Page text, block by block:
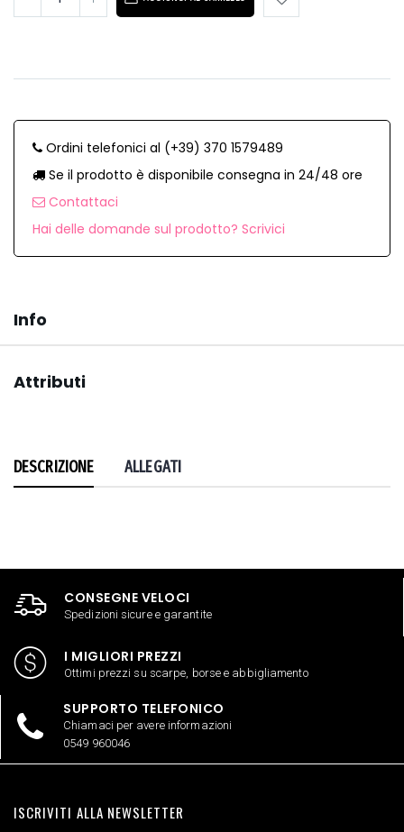
Ordini telefonici al (+39) 370 1579489
Se il prodotto è disponibile consegna in 24/48 ore
Contattaci
Hai delle domande sul prodotto? Scrivici
Info
Attributi
DESCRIZIONE ALLEGATI
CONSEGNE VELOCI
Spedizioni sicure e garantite
I MIGLIORI PREZZI
Ottimi prezzi su scarpe, borse e abbigliamento
SUPPORTO TELEFONICO
Chiamaci per avere informazioni
0549 960046
ISCRIVITI ALLA NEWSLETTER